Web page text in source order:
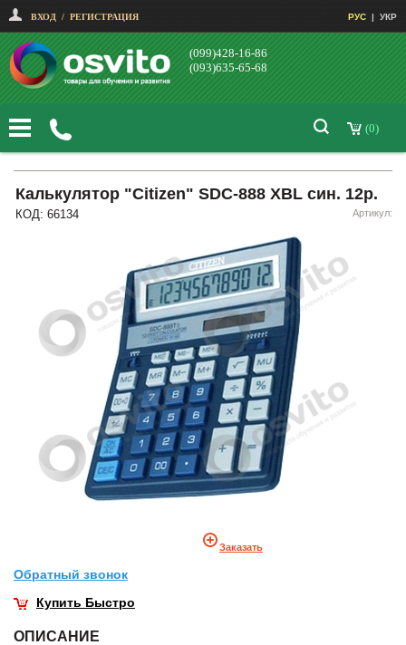
ВХОД / РЕГИСТРАЦИЯ РУС | УКР
(099)428-16-86
(093)635-65-68
(0)
Калькулятор "Citizen" SDC-888 XBL син. 12р.
КОД: 66134 Артикул:
Заказать
Обратный звонок
Купить Быстро
ОПИСАНИЕ